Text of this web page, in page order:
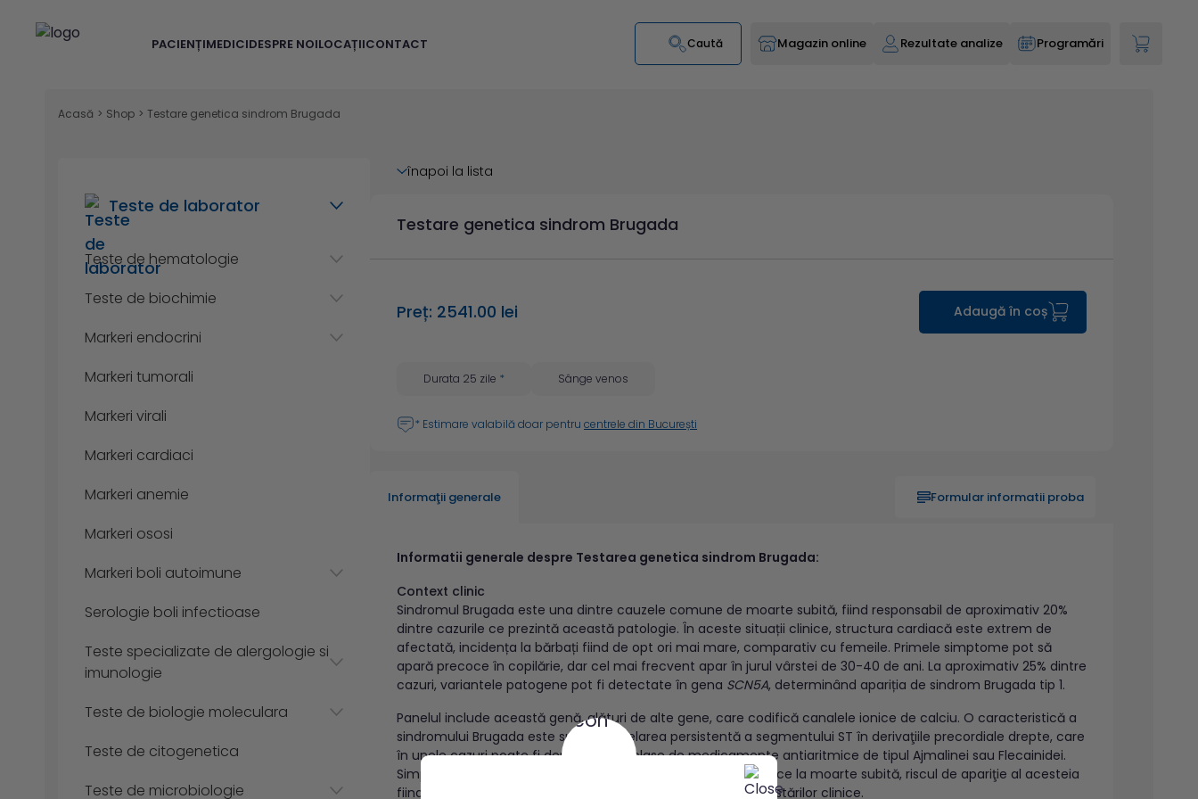
PACIENȚIMEDICIDESPRE NOILOCAȚIICONTACT Caută Magazin online Rezultate analize Programări
Acasă > Shop > Testare genetica sindrom Brugada
Teste de laborator
Teste de hematologie
Teste de biochimie
Markeri endocrini
Markeri tumorali
Markeri virali
Markeri cardiaci
Markeri anemie
Markeri ososi
Markeri boli autoimune
Serologie boli infectioase
Teste specializate de alergologie si
imunologie
Teste de biologie moleculara
Teste de citogenetica
Teste de microbiologie
înapoi la lista
Testare genetica sindrom Brugada
Preț: 2541.00 lei Adaugă în coș
Durata 25 zile * Sânge venos
* Estimare valabilă doar pentru centrele din București
Informaţii generale Formular informatii proba
Informatii generale despre Testarea genetica sindrom Brugada:
Context clinic
Sindromul Brugada este una dintre cauzele comune de moarte subită, fiind responsabil de aproximativ 20%
dintre cazurile ce prezintă această patologie. În aceste situații clinice, structura cardiacă este extrem de
afectată, incidența la bărbați fiind de opt ori mai mare, comparativ cu femeile. Primele simptome pot să
apară precoce în copilărie, dar cel mai frecvent apar în jurul vârstei de 30-40 de ani. La aproximativ 25% dintre
cazuri, variantele patogene pot fi detectate în gena SCN5A, determinând apariția de sindrom Brugada tip 1.
Panelul include această genă, alături de alte gene, care codifică canalele ionice de calciu. O caracteristică a
sindromului Brugada este supradenivelarea persistentă a segmentului ST în derivaţiile precordiale drepte, care
în unele cazuri poate fi demascat de clase de medicamente antiaritmice de tipul Ajmalinei sau Flecainidei.
Simptomatologia se manifestă frecvent nocturn şi poate duce la moarte subită, riscul de apariţie al acesteia
fiind cuprins între 2-15%/an, în funcţie de severitatea manifestărilor clinice.